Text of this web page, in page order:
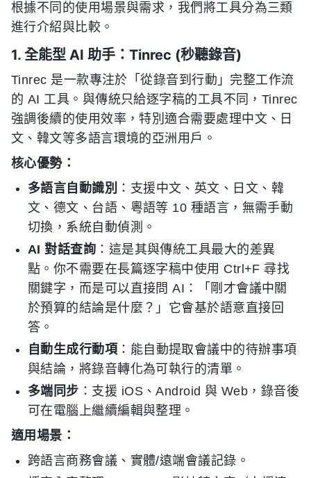
根據不同的使用場景與需求，我們將工具分為三類
進行介紹與比較。
1. 全能型 AI 助手：Tinrec (秒聽錄音)
Tinrec 是一款專注於「從錄音到行動」完整工作流
的 AI 工具。與傳統只給逐字稿的工具不同，Tinrec
強調後續的使用效率，特別適合需要處理中文、日
文、韓文等多語言環境的亞洲用戶。
核心優勢：
多語言自動識別 ：支援中文、英文、日文、韓
文、德文、台語、粵語等 10 種語言，無需手動
切換，系統自動偵測。
AI 對話查詢 ：這是其與傳統工具最大的差異
點。你不需要在長篇逐字稿中使用 Ctrl+F 尋找
關鍵字，而是可以直接問 AI：「剛才會議中關
於預算的結論是什麼？」它會基於語意直接回
答。
自動生成行動項 ：能自動提取會議中的待辦事項
與結論，將錄音轉化為可執行的清單。
多端同步 ：支援 iOS、Android 與 Web，錄音後
可在電腦上繼續編輯與整理。
適用場景：
跨語言商務會議、實體/遠端會議記錄。